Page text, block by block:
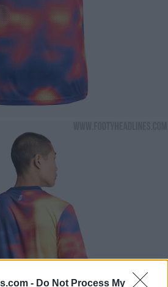
- Do Not Process My